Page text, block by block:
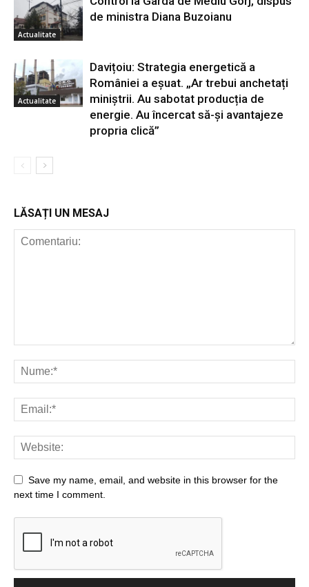
Actualitate
de ministra Diana Buzoianu
Actualitate
Davițoiu: Strategia energetică a
României a eșuat. „Ar trebui anchetați
miniștrii. Au sabotat producția de
energie. Au încercat să-și avantajeze
propria clică”
LĂSAȚI UN MESAJ
Save my name, email, and website in this browser for the
next time I comment.